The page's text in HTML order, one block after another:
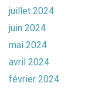
juillet 2024
juin 2024
mai 2024
avril 2024
février 2024